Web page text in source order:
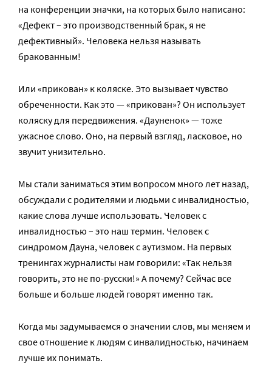
на конференции значки, на которых было написано:
«Дефект – это производственный брак, я не
дефективный». Человека нельзя называть
бракованным!
Или «прикован» к коляске. Это вызывает чувство
обреченности. Как это — «прикован»? Он использует
коляску для передвижения. «Дауненок» — тоже
ужасное слово. Оно, на первый взгляд, ласковое, но
звучит унизительно.
Мы стали заниматься этим вопросом много лет назад,
обсуждали с родителями и людьми с инвалидностью,
какие слова лучше использовать. Человек с
инвалидностью – это наш термин. Человек с
синдромом Дауна, человек с аутизмом. На первых
тренингах журналисты нам говорили: «Так нельзя
говорить, это не по-русски!» А почему? Сейчас все
больше и больше людей говорят именно так.
Когда мы задумываемся о значении слов, мы меняем и
свое отношение к людям с инвалидностью, начинаем
лучше их понимать.